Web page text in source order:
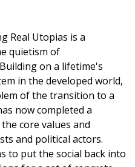
Real Utopias is a
quietism of
on a lifetime's
in the developed world,
of the transition to a
now completed a
core values and
and political actors.
to put the social back into